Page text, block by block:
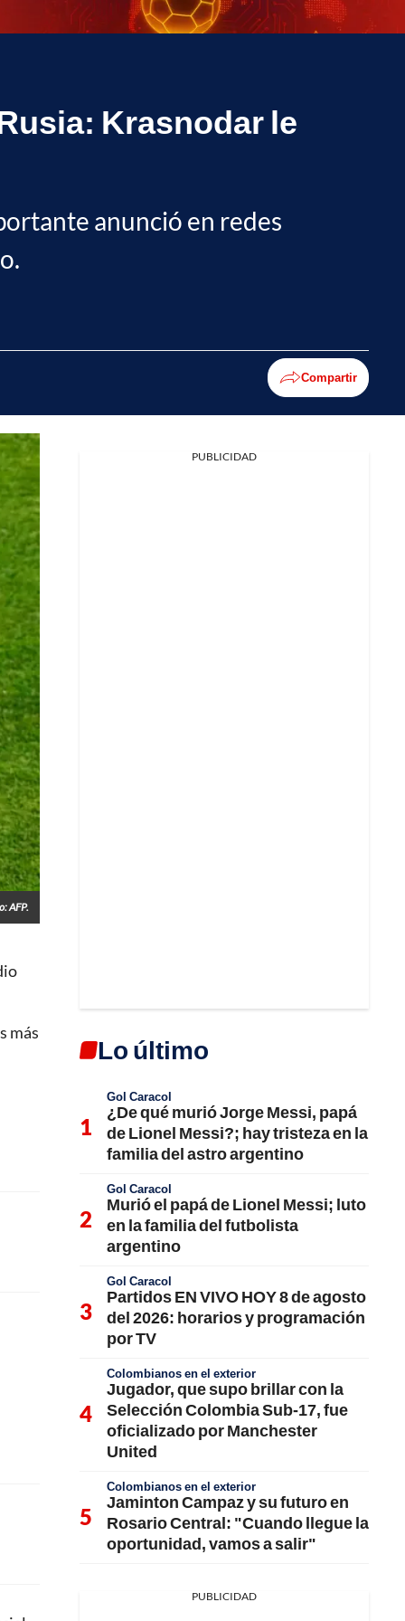
Krasnodar le
anunció en redes
Compartir
AFP.
más
PUBLICIDAD
Lo último
Gol Caracol
¿De qué murió Jorge Messi, papá
de Lionel Messi?; hay tristeza en la
familia del astro argentino
Gol Caracol
Murió el papá de Lionel Messi; luto
en la familia del futbolista
argentino
Gol Caracol
Partidos EN VIVO HOY 8 de agosto
del 2026: horarios y programación
por TV
Colombianos en el exterior
Jugador, que supo brillar con la
Selección Colombia Sub-17, fue
oficializado por Manchester
United
Colombianos en el exterior
Jaminton Campaz y su futuro en
Rosario Central: "Cuando llegue la
oportunidad, vamos a salir"
PUBLICIDAD